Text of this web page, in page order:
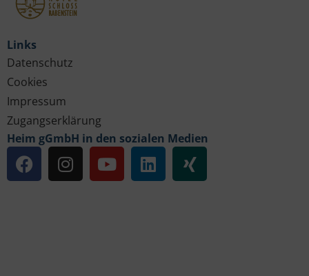
Links
Datenschutz
Cookies
Impressum
Zugangserklärung
Heim gGmbH in den sozialen Medien